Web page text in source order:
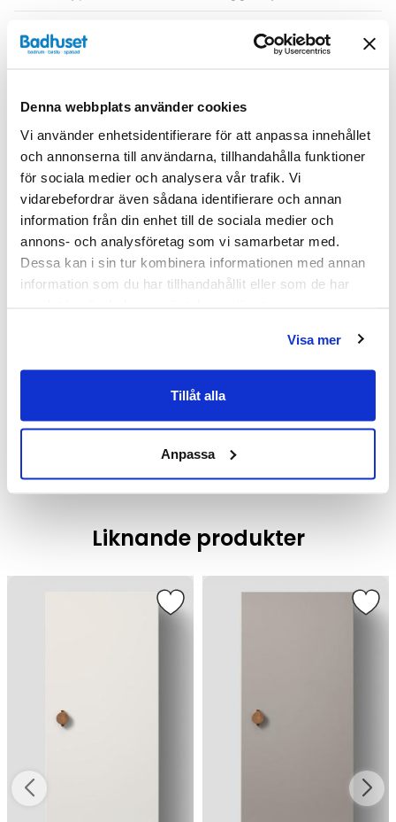
Denna webbplats använder cookies
Vi använder enhetsidentifierare för att anpassa innehållet
och annonserna till användarna, tillhandahålla funktioner
för sociala medier och analysera vår trafik. Vi
vidarebefordrar även sådana identifierare och annan
information från din enhet till de sociala medier och
annons- och analysföretag som vi samarbetar med.
Dessa kan i sin tur kombinera informationen med annan
information som du har tillhandahållit eller som de har
Visa mer
Tillåt alla
Anpassa
Serie
MPN: 900625-21
Dokument
HAVEN-Skotselrad.pdf( 287.02 KB)
Väggskåp
Badrumsmöbler /Badrumsskåp
Liknande produkter